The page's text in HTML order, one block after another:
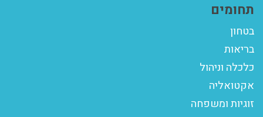
תחומים
בטחון
בריאות
כלכלה וניהול
אקטואליה
זוגיות ומשפחה